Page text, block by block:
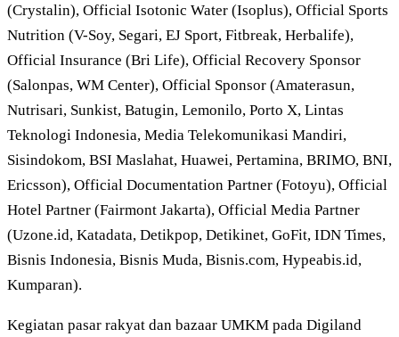
(Crystalin), Official Isotonic Water (Isoplus), Official Sports
Nutrition (V-Soy, Segari, EJ Sport, Fitbreak, Herbalife),
Official Insurance (Bri Life), Official Recovery Sponsor
(Salonpas, WM Center), Official Sponsor (Amaterasun,
Nutrisari, Sunkist, Batugin, Lemonilo, Porto X, Lintas
Teknologi Indonesia, Media Telekomunikasi Mandiri,
Sisindokom, BSI Maslahat, Huawei, Pertamina, BRIMO, BNI,
Ericsson), Official Documentation Partner (Fotoyu), Official
Hotel Partner (Fairmont Jakarta), Official Media Partner
(Uzone.id, Katadata, Detikpop, Detikinet, GoFit, IDN Times,
Bisnis Indonesia, Bisnis Muda, Bisnis.com, Hypeabis.id,
Kumparan).
Kegiatan pasar rakyat dan bazaar UMKM pada Digiland